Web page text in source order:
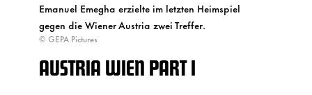
Emanuel Emegha erzielte im letzten Heimspiel
gegen die Wiener Austria zwei Treffer.
© GEPA Pictures
AUSTRIA WIEN PART I